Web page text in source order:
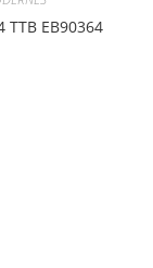
EB90364